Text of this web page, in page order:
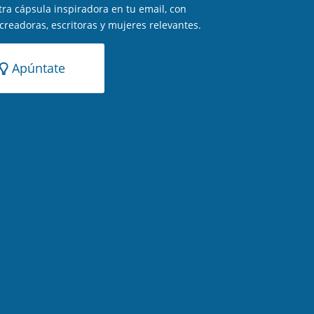
cápsula inspiradora en tu email, con
escritoras y mujeres relevantes.
Apúntate